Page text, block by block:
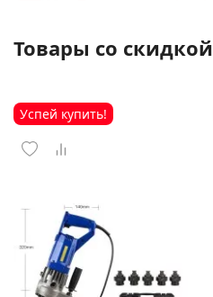
Товары со скидкой
Успей купить!